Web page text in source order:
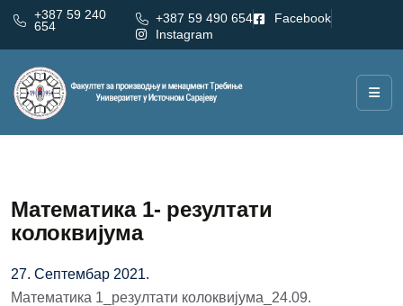
+387 59 240
654
+387 59 490 654
Facebook
Instagram
Математика 1- резултати
колоквијума
27. Септембар 2021.
Математика 1_резултати колоквијума_24.09.